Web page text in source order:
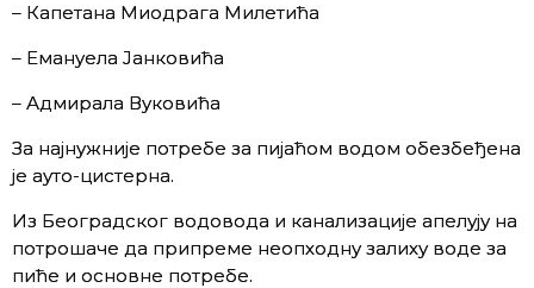
– Капетана Миодрага Милетића
– Емануела Јанковића
– Адмирала Вуковића
За најнужније потребе за пијаћом водом обезбеђена
је ауто-цистерна.
Из Београдског водовода и канализације апелују на
потрошаче да припреме неопходну залиху воде за
пиће и основне потребе.